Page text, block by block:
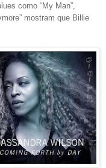
como “My Man”,
mostram que Billie